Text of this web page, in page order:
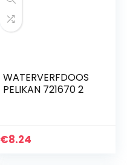
WATERVERFDOOS
PELIKAN 721670 2
€8.24